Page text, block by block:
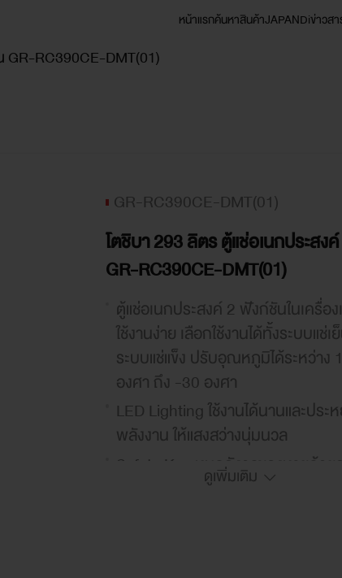
หน้าแรกค้นหาสินค้าJAPANDiข่าวส
GR-RC390CE-DMT(01)
GR-RC390CE-DMT(01)
โตชิบา 293 ลิตร ตู้แช่อเนกประสง
GR-RC390CE-DMT(01)
ตู้แช่อเนกประสงค์ 2 ฟังก์ชันในเครื่อง
ใช้งานง่าย เลือกใช้งานได้ทั้งระบบแช่เ
ระบบแช่แข็ง ปรับอุณหภูมิได้ระหว่าง
องศา ถึง -30 องศา
LED Lighting ใช้งานได้นานและประ
พลังงาน ให้แสงสว่างนุ่มนวล
Safety Key หมดกังวลของหายด้วยกุ
ดูเพิ่มเติม